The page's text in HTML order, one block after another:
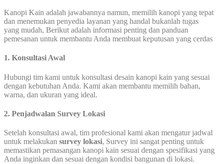
Kanopi Kain adalah jawabannya namun, memilih kanopi yang tepat
dan menemukan penyedia layanan yang handal bukanlah tugas
yang mudah, Berikut adalah informasi penting dan panduan
pemesanan untuk membantu Anda membuat keputusan yang cerdas
1. Konsultasi Awal
Hubungi tim kami untuk konsultasi desain kanopi kain yang sesuai
dengan kebutuhan Anda. Kami akan membantu memilih bahan,
warna, dan ukuran yang ideal.
2. Penjadwalan Survey Lokasi
Setelah konsultasi awal, tim profesional kami akan mengatur jadwal
untuk melakukan survey lokasi, Survey ini sangat penting untuk
memastikan pemasangan kanopi kain sesuai dengan spesifikasi yang
Anda inginkan dan sesuai dengan kondisi bangunan di lokasi.